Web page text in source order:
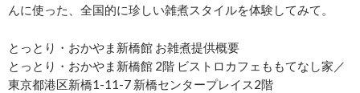
んに使った、全国的に珍しい雑煮スタイルを体験してみて。
とっとり・おかやま新橋館 お雑煮提供概要
とっとり・おかやま新橋館 2階 ビストロカフェももてなし家／
東京都港区新橋1-11-7 新橋センタープレイス2階